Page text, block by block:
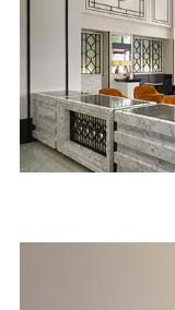
〒733-
TEL：